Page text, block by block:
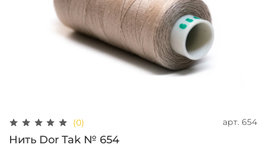
(0) арт. 654
Нить Dor Tak № 654